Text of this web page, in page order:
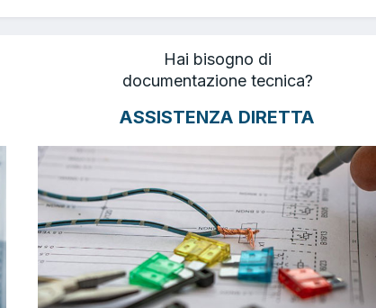
Hai bisogno di
documentazione tecnica?
ASSISTENZA DIRETTA